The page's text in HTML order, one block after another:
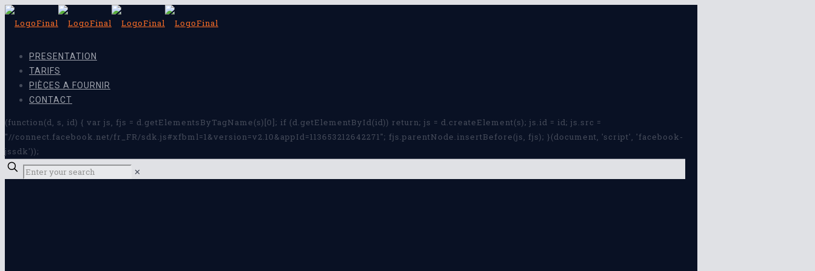
PRESENTATION
TARIFS
PIÈCES A FOURNIR
CONTACT
(function(d, s, id) { var js, fjs = d.getElementsByTagName(s)[0]; if (d.getElementById(id)) return; js = d.createElement(s); js.id = id; js.src =
"//connect.facebook.net/fr_FR/sdk.js#xfbml=1&version=v2.10&appId=113653212642271"; fjs.parentNode.insertBefore(js, fjs); }(document, 'script', 'facebook-
jssdk'));
✕